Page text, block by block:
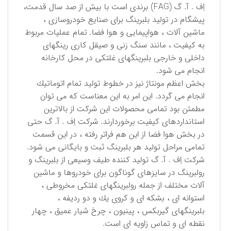
اِف . آ. گ (FAG) برندی است با بیش از صد سال قدمت،
پیشگام در تولید بلبرینگ برای صنایع خودروسازی ،
ماشین آلات ، هواپیمایی و هوا فضا. تمام عملیات مربوط
به كیفیت ، مانند سنگ زنی و صیقل كاری رینگهای
داخلی و خارجی بلبرینگهای غلتكی در محل كارخانه
انجام می شود.
بخش اعظم مونتاژ نیز در خطوط تولید تمام اتوماتیك
انجام می گردد. این امر به این معناست كه می توان
مطمئن بود تمامی محصولات این شركت از بالاترین
استانداردهای كیفیت برخوردارند. شركت اِف . آ. گ حتی
در بخش هوا فضا از این هم فراتر رفته ، در این قسمت
تمامی مراحل تولید هر بلبرینگ ثبت و بایگانی می شود.
شركت اِف . آ. گ تولید كننده طیف وسیعی از بلبرینگ و
رولبرینگ در سایزهای گوناگون برای خودروها و ماشین
آلات مختلف از جمله رولبرینگهای غلتكی مخروطی ،
استوانه ای ، بشكه ای و كروی یك و دو ردیفه ،
بلبرینگهای گیربكس ، پینیون ، چرخ شیار عمیق ، چهار
نقطه ای و تماس زاویه ای است.